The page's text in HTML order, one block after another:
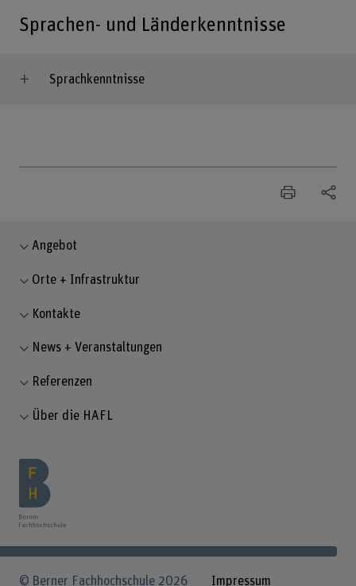
Sprachen- und Länderkenntnisse
Sprachkenntnisse
Angebot
Orte + Infrastruktur
Kontakte
News + Veranstaltungen
Referenzen
Über die HAFL
© Berner Fachhochschule 2026 Impressum